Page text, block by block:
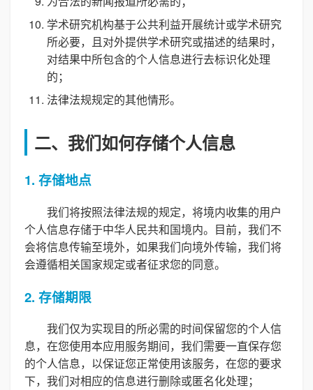
学术研究机构基于公共利益开展统计或学术研究
所必要，且对外提供学术研究或描述的结果时，
对结果中所包含的个人信息进行去标识化处理
的；
法律法规规定的其他情形。
二、我们如何存储个人信息
1. 存储地点
我们将按照法律法规的规定，将境内收集的用户
个人信息存储于中华人民共和国境内。目前，我们不
会将信息传输至境外，如果我们向境外传输，我们将
会遵循相关国家规定或者征求您的同意。
2. 存储期限
我们仅为实现目的所必需的时间保留您的个人信
息，在您使用本应用服务期间，我们需要一直保存您
的个人信息，以保证您正常使用该服务，在您的要求
下，我们对相应的信息进行删除或匿名化处理；